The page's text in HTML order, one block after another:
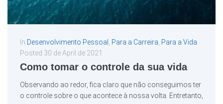
In Desenvolvimento Pessoal , Para a Carreira, Para a Vida
Posted 30 de April de 2021
Como tomar o controle da sua vida
Observando ao redor, fica claro que não conseguimos ter
o controle sobre o que acontece à nossa volta. Entretanto,